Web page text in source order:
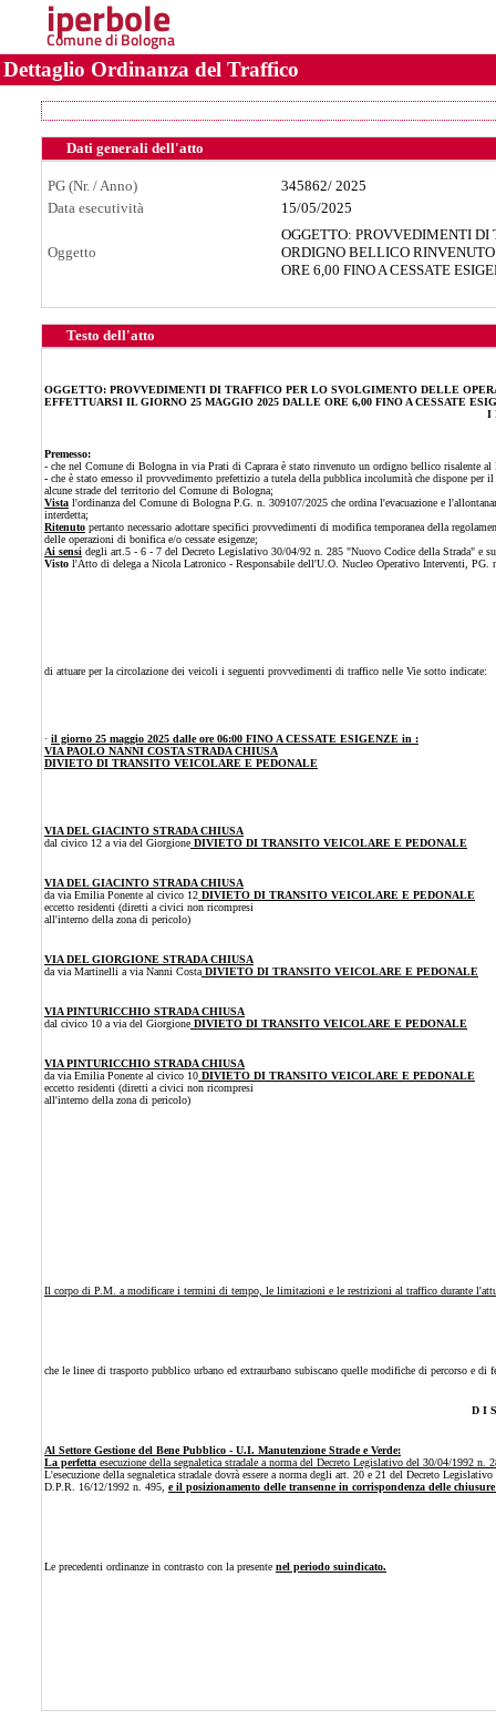
iperbole
Comune di Bologna
Dettaglio Ordinanza del Traffico
Dati generali dell'atto
PG (Nr. / Anno) 345862/ 2025
Data esecutività
15/05/2025
Oggetto
OGGETTO: PROVVEDIMENTI DI
ORDIGNO BELLICO
ORE 6,00 FINO A CESSATE
Testo dell'atto
OGGETTO: PROVVEDIMENTI DI TRAFFICO PER LO SVOLGIMENTO DELLE
EFFETTUARSI IL GIORNO 25 MAGGIO 2025 DALLE ORE 6,00 FINO A CESSATE
I
Premesso:
- che nel Comune di Bologna in via Prati di Caprara è stato rinvenuto un ordigno bellico risalente
- che è stato emesso il provvedimento prefettizio a tutela della pubblica incolumità che dispone
alcune strade del territorio del Comune di Bologna;
Vista l'ordinanza del Comune di Bologna P.G. n. 309107/2025 che ordina l'evacuazione e
interdetta;
Ritenuto pertanto necessario adottare specifici provvedimenti di modifica temporanea della
delle operazioni di bonifica e/o cessate esigenze;
Ai sensi degli art.5 - 6 - 7 del Decreto Legislativo 30/04/92 n. 285 "Nuovo Codice della Strada" e
Visto l'Atto di delega a Nicola Latronico - Responsabile dell'U.O. Nucleo Operativo Interventi, PG.
di attuare per la circolazione dei veicoli i seguenti provvedimenti di traffico nelle Vie sotto indicate:
· il giorno 25 maggio 2025 dalle ore 06:00 FINO A CESSATE ESIGENZE in :
VIA PAOLO NANNI COSTA STRADA CHIUSA
DIVIETO DI TRANSITO VEICOLARE E PEDONALE
VIA DEL GIACINTO STRADA CHIUSA
dal civico 12 a via del Giorgione DIVIETO DI TRANSITO VEICOLARE E PEDONALE
VIA DEL GIACINTO STRADA CHIUSA
da via Emilia Ponente al civico 12 DIVIETO DI TRANSITO VEICOLARE E PEDONALE
eccetto residenti (diretti a civici non ricompresi
all'interno della zona di pericolo)
VIA DEL GIORGIONE STRADA CHIUSA
da via Martinelli a via Nanni Costa DIVIETO DI TRANSITO VEICOLARE E PEDONALE
VIA PINTURICCHIO STRADA CHIUSA
dal civico 10 a via del Giorgione DIVIETO DI TRANSITO VEICOLARE E PEDONALE
VIA PINTURICCHIO STRADA CHIUSA
da via Emilia Ponente al civico 10 DIVIETO DI TRANSITO VEICOLARE E PEDONALE
eccetto residenti (diretti a civici non ricompresi
all'interno della zona di pericolo)
Il corpo di P.M. a modificare i termini di tempo, le limitazioni e le restrizioni al traffico durante
che le linee di trasporto pubblico urbano ed extraurbano subiscano quelle modifiche di percorso e di
D I
Al Settore Gestione del Bene Pubblico - U.I. Manutenzione Strade e Verde:
La perfetta esecuzione della segnaletica stradale a norma del Decreto Legislativo del 30/04/1992
L'esecuzione della segnaletica stradale dovrà essere a norma degli art. 20 e 21 del Decreto
D.P.R. 16/12/1992 n. 495, e il posizionamento delle transenne in corrispondenza delle
Le precedenti ordinanze in contrasto con la presente nel periodo suindicato.